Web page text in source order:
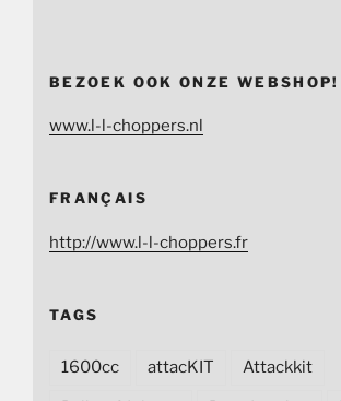
BEZOEK OOK ONZE WEBSHOP!
www.l-l-choppers.nl
FRANÇAIS
http://www.l-l-choppers.fr
TAGS
1600cc attacKIT Attackkit